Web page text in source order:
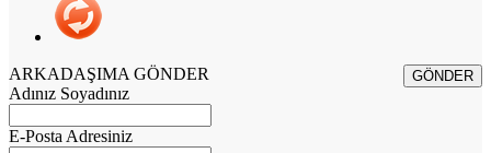
ARKADAŞIMA GÖNDER
Adınız Soyadınız
E-Posta Adresiniz